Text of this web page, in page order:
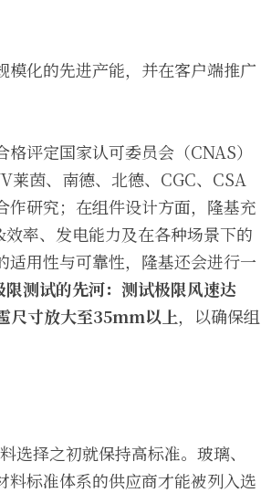
化的先进产能，并在客户端推广
评定国家认可委员会（CNAS）
莱茵、南德、北德、CGC、CSA
研究；在组件设计方面，隆基充
率、发电能力及在各种场景下的
用性与可靠性，隆基还会进行一
测试的先河：测试极限风速达
尺寸放大至35mm以上，以确保组
择之初就保持高标准。玻璃、
标准体系的供应商才能被列入选